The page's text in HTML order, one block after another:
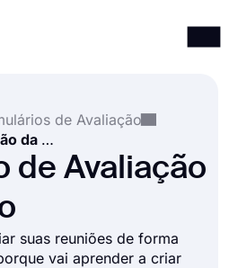
de Avaliação
Formulário de Avaliação da Reunião
de Avaliação
suas reuniões de forma
vai aprender a criar